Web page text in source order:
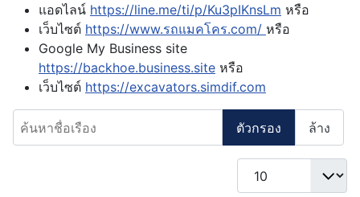
แอดไลน์ https://line.me/ti/p/Ku3pIKnsLm หรือ
เว็บไซต์ https://www.รถแมคโคร.com/ หรือ
Google My Business site
https://backhoe.business.site หรือ
เว็บไซต์ https://excavators.simdif.com
ค้นหาชื่อเรือง
ตัวกรอง ล้าง
แสดง #